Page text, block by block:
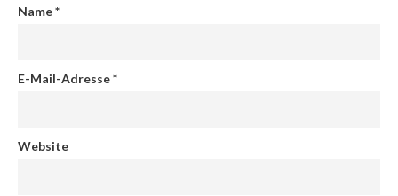
Name*
E-Mail-Adresse*
Website